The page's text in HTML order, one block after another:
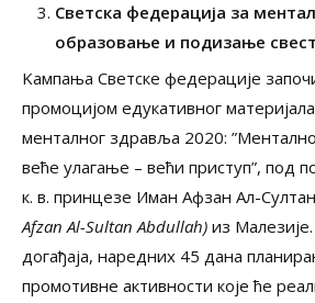
Светска федерација за
образовање и подизање
Kампања Светске федерације
промоцијом едукативног
менталног здравља 2020:
веће улагање – већи приступ”, под
к. в. принцезе Иман Афзан Ал-
Afzan Al-Sultan Abdullah) из
догађаја, наредних 45 дана
промотивне активности које ће